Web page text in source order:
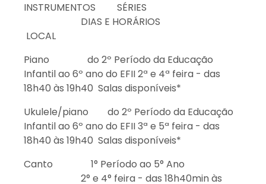
INSTRUMENTOS SÉRIES
DIAS E HORÁRIOS
LOCAL
Piano do 2º Período da Educação
Infantil ao 6º ano do EFII 2ª e 4ª feira - das
18h40 às 19h40 Salas disponíveis*
Ukulele/piano do 2º Período da Educação
Infantil ao 6º ano do EFII 3ª e 5ª feira - das
18h40 às 19h40 Salas disponíveis*
Canto 1° Período ao 5° Ano
2° e 4° feira - das 18h40min às